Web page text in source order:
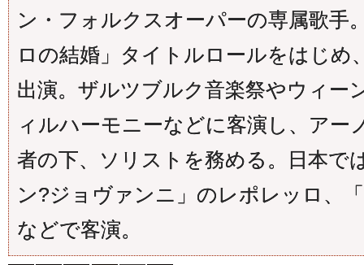
ン・フォルクスオーパーの専属歌手
ロの結婚」タイトルロールをはじめ
出演。ザルツブルク音楽祭やウィー
ィルハーモニーなどに客演し、アー
者の下、ソリストを務める。日本で
ン?ジョヴァンニ」のレポレッロ、
などで客演。